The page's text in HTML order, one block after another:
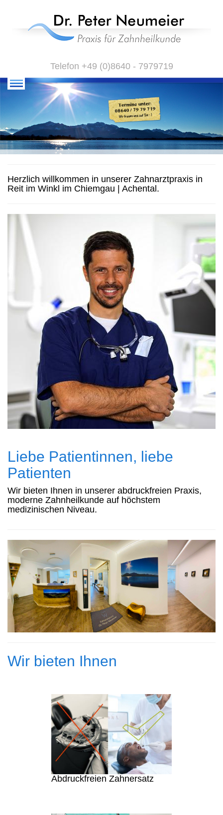
Telefon +49 (0)8640 - 7979719
Herzlich willkommen in unserer Zahnarztpraxis in
Reit im Winkl im Chiemgau | Achental.
Liebe Patientinnen, liebe
Patienten
Wir bieten Ihnen in unserer abdruckfreien Praxis,
moderne Zahnheilkunde auf höchstem
medizinischen Niveau.
Wir bieten Ihnen
Abdruckfreien Zahnersatz